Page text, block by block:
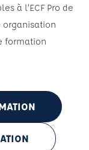
à l’ECF Pro de
organisation
formation